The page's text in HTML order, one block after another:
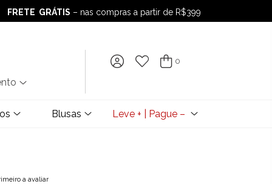
FRETE GRÁTIS – nas compras a partir de R$399
FRETE GRÁTIS– nas compras a partir de R$399
0
Blusas Leve + | Pague –
a avaliar